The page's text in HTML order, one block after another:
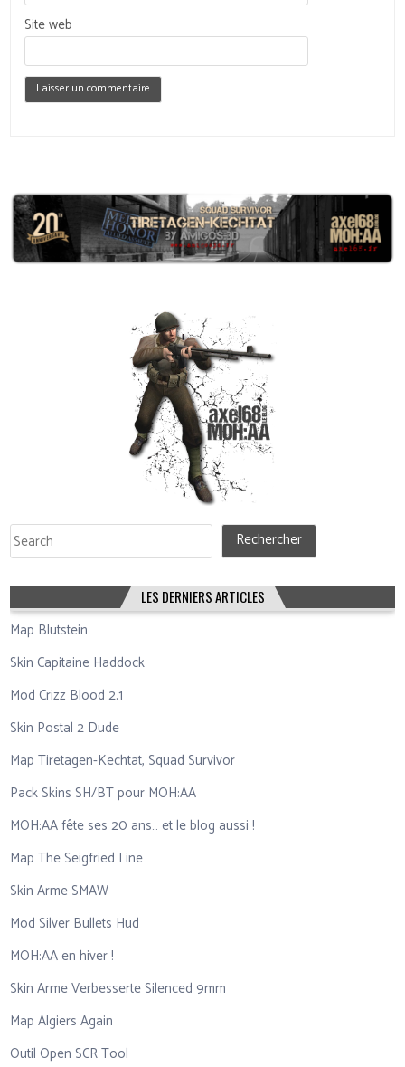
Site web
Rechercher Rechercher
LES DERNIERS ARTICLES
Map Blutstein
Skin Capitaine Haddock
Mod Crizz Blood 2.1
Skin Postal 2 Dude
Map Tiretagen-Kechtat, Squad Survivor
Pack Skins SH/BT pour MOH:AA
MOH:AA fête ses 20 ans… et le blog aussi !
Map The Seigfried Line
Skin Arme SMAW
Mod Silver Bullets Hud
MOH:AA en hiver !
Skin Arme Verbesserte Silenced 9mm
Map Algiers Again
Outil Open SCR Tool